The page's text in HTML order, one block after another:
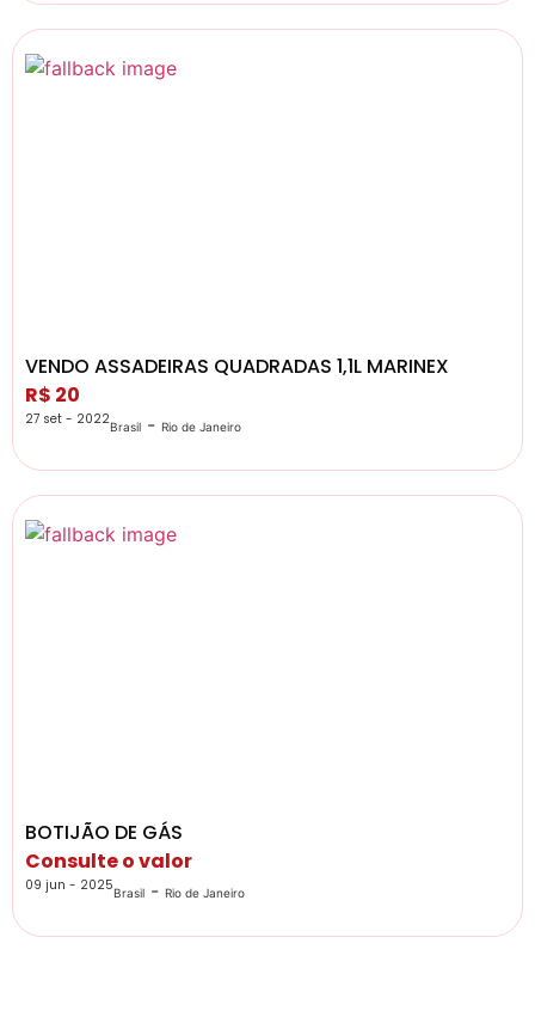
VENDO ASSADEIRAS QUADRADAS 1,1L MARINEX
R$ 20
27 set - 2022Brasil - Rio de Janeiro
BOTIJÃO DE GÁS
Consulte o valor
09 jun - 2025Brasil - Rio de Janeiro